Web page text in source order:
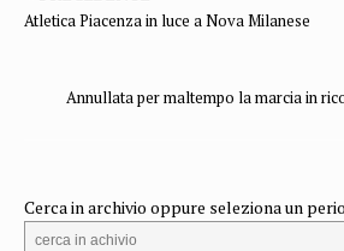
Atletica Piacenza in luce a Nova Milanese
Annullata per maltempo la marcia in
Cerca in archivio oppure seleziona un